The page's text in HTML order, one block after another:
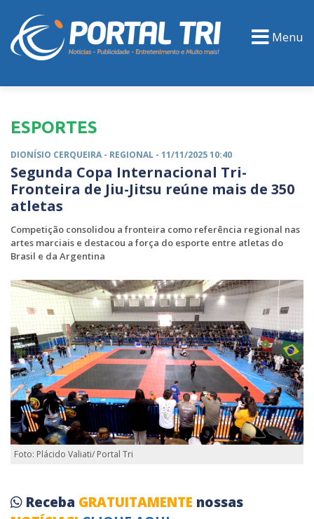
Menu
ESPORTES
DIONÍSIO CERQUEIRA - REGIONAL - 11/11/2025 10:40
Segunda Copa Internacional Tri-
Fronteira de Jiu-Jitsu reúne mais de 350
atletas
Competição consolidou a fronteira como referência regional nas
artes marciais e destacou a força do esporte entre atletas do
Brasil e da Argentina
Foto: Plácido Valiati/ Portal Tri
Receba GRATUITAMENTE nossas